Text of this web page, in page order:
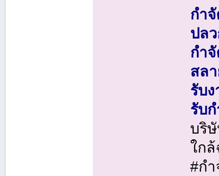
กำ
ปล
กำ
สล
รับ
รับ
บริ
ใก
#ก